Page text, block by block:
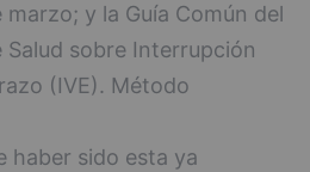
y la Guía Común del
Salud sobre Interrupción
(IVE). Método
haber sido esta ya